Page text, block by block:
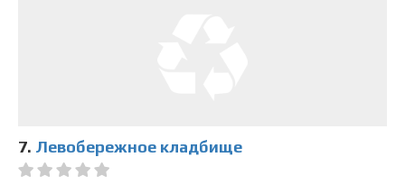
7. Левобережное кладбище